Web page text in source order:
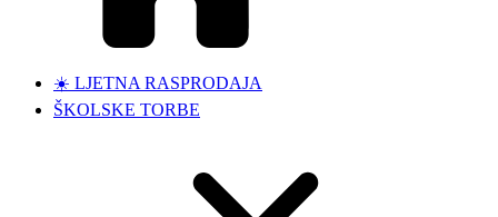
☀️ LJETNA RASPRODAJA
ŠKOLSKE TORBE